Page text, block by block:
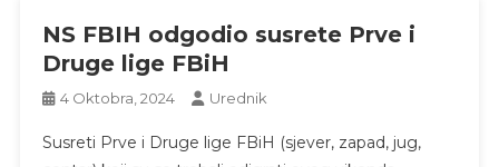
NS FBIH odgodio susrete Prve i
Druge lige FBiH
4 Oktobra, 2024 Urednik
Susreti Prve i Druge lige FBiH (sjever, zapad, jug,